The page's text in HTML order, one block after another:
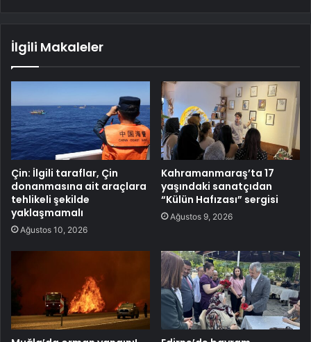
İlgili Makaleler
Çin: İlgili taraflar, Çin
donanmasına ait araçlara
tehlikeli şekilde
yaklaşmamalı
Ağustos 10, 2026
Kahramanmaraş’ta 17
yaşındaki sanatçıdan
“Külün Hafızası” sergisi
Ağustos 9, 2026